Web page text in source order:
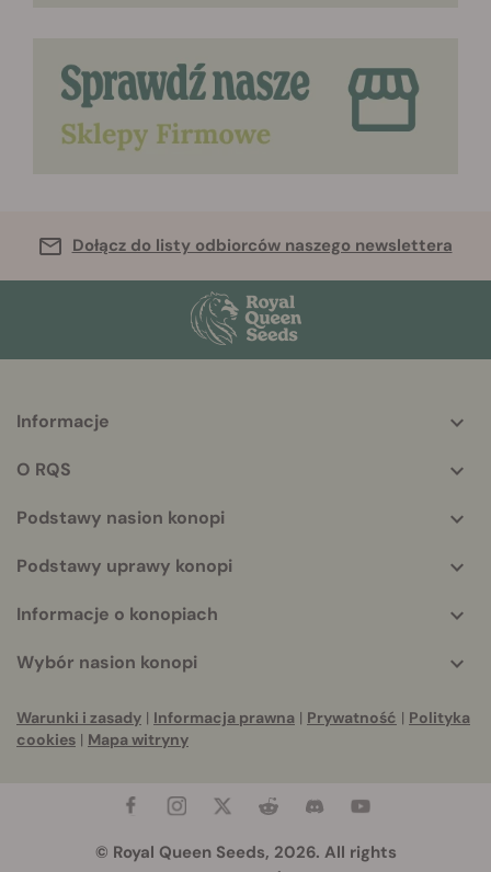
Dołącz do listy odbiorców naszego newslettera
info
Informacje
O RQS
Podstawy nasion konopi
Podstawy uprawy konopi
Informacje o konopiach
Wybór nasion konopi
Warunki i zasady | Informacja prawna | Prywatność | Polityka
cookies | Mapa witryny
© Royal Queen Seeds, 2026. All rights